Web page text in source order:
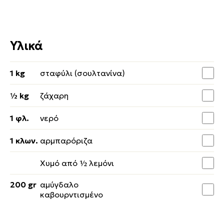
Υλικά
1 kg σταφύλι (σουλτανίνα)
½ kg ζάχαρη
1 φλ. νερό
1 κλων. αρμπαρόριζα
Χυμό από ½ λεμόνι
200 gr αμύγδαλο
καβουρντισμένο